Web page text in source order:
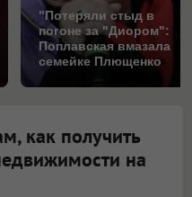
"Потеряли стыд в
погоне за "Диором":
Поплавская вмазала
семейке Плющенко
как получить
на